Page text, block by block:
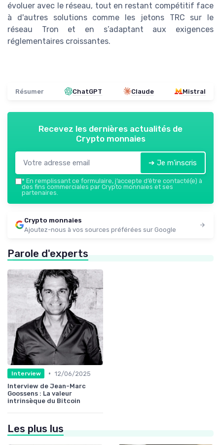
évoluer avec le réseau, tout en restant compétitif face
à d'autres solutions comme les jetons TRC sur le
réseau Tron et en s’adaptant aux exigences
réglementaires croissantes.
Résumer ChatGPT Claude Mistral
Recevez les dernières actualités de
Crypto monnaies
➔ Je m'inscris
* En remplissant ce formulaire, j’accepte d’être contacté(e) à
des fins commerciales par Crypto monnaies et ses
partenaires.
Crypto monnaies
Ajoutez-nous à vos sources préférées sur Google
Parole d'experts
Interview • 12/06/2025
Interview de Jean-Marc
Goossens : La valeur
intrinsèque du Bitcoin
Les plus lus